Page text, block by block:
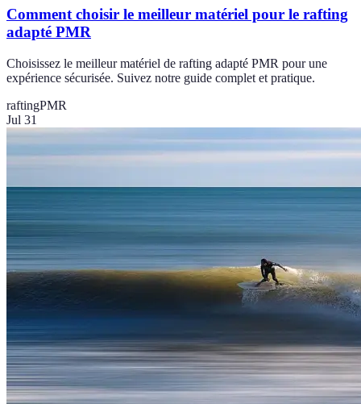
Comment choisir le meilleur matériel pour le rafting
adapté PMR
Choisissez le meilleur matériel de rafting adapté PMR pour une
expérience sécurisée. Suivez notre guide complet et pratique.
raftingPMR
Jul 31